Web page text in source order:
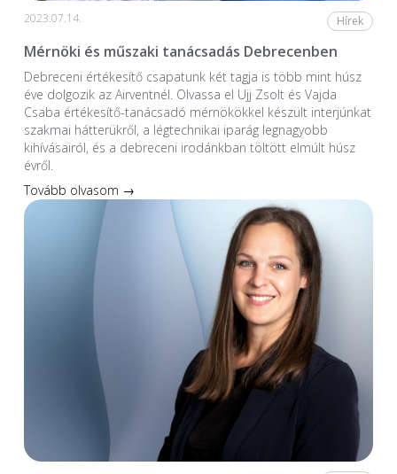
2023.07.14. Hírek
Mérnöki és műszaki tanácsadás Debrecenben
Debreceni értékesítő csapatunk két tagja is több mint húsz
éve dolgozik az Airventnél. Olvassa el Ujj Zsolt és Vajda
Csaba értékesítő-tanácsadó mérnökökkel készült interjúnkat
szakmai hátterükről, a légtechnikai iparág legnagyobb
kihívásairól, és a debreceni irodánkban töltött elmúlt húsz
évről.
Tovább olvasom →